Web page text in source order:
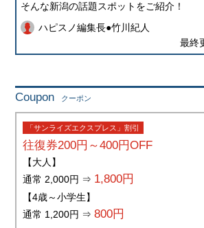
そんな新潟の話題スポットをご紹介！
ハピスノ編集長●竹川紀人
Coupon クーポン
「サンライズエクスプレス」割引
往復券200円～400円OFF
【大人】
通常 2,000円 ⇒ 1,800円
【4歳～小学生】
通常 1,200円 ⇒ 800円